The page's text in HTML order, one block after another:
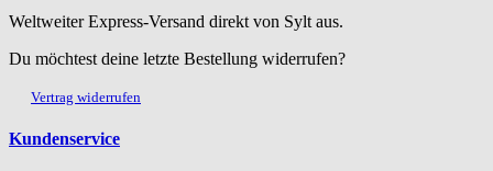
Weltweiter Express-Versand direkt von Sylt aus.
Du möchtest deine letzte Bestellung widerrufen?
Vertrag widerrufen
Kundenservice